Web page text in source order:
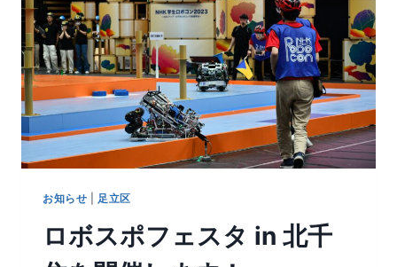
お知らせ 足立区
ロボスポフェスタ in 北千